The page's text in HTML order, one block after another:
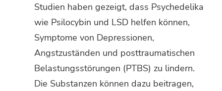
Studien haben gezeigt, dass Psychedelika
wie Psilocybin und LSD helfen können,
Symptome von Depressionen,
Angstzuständen und posttraumatischen
Belastungsstörungen (PTBS) zu lindern.
Die Substanzen können dazu beitragen,